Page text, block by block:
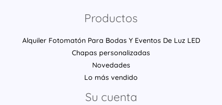
Productos
Alquiler Fotomatón Para Bodas Y Eventos De Luz LED
Chapas personalizadas
Novedades
Lo más vendido
Su cuenta